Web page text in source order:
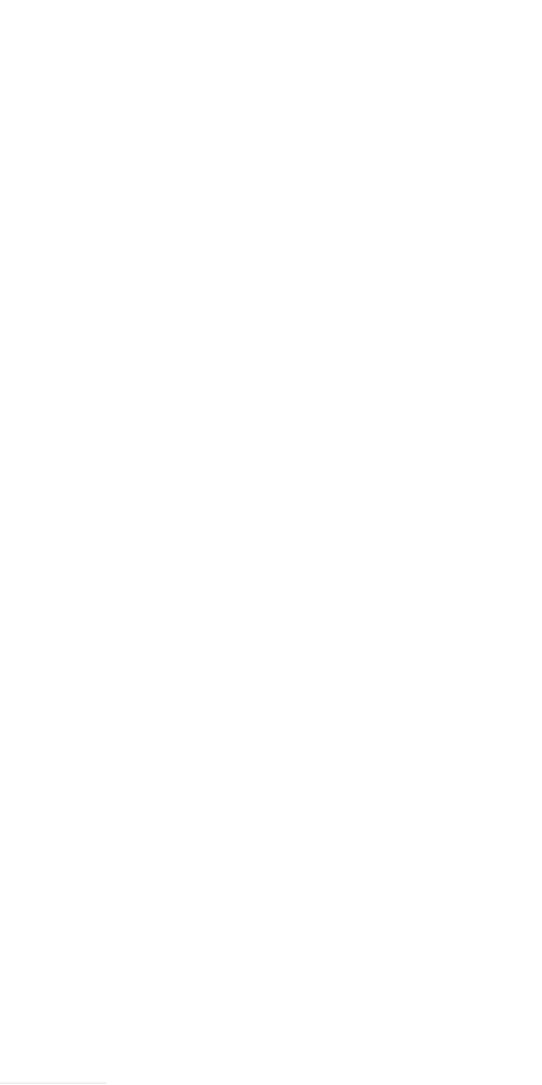
御機器販売店・
ようお願いしま
にご登録され
社の共同利用者
」に記載されて
下、フタル酸ジブチ
はありません。
品に未対応品が
年1月12日よ
ない年数を意
可)を取得する
これらの製造装
、取り引きをい